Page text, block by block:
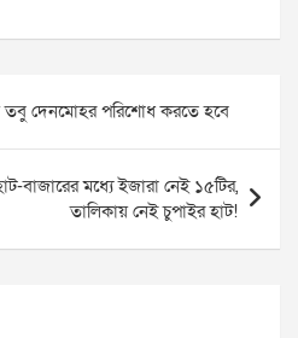
তবু দেনমোহর পরিশোধ করতে হবে
বাজারের মধ্যে ইজারা নেই ১৫টির,
তালিকায় নেই চুপাইর হাট!